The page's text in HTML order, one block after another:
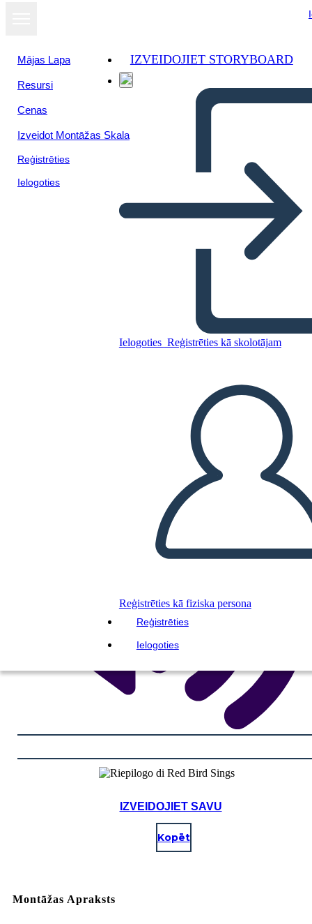
Mājas Lapa
Resursi
Cenas
Izveidot Montāžas Skala
Reģistrēties
Ielogoties
IZVEIDOJIET STORYBOARD
Ielogoties Reģistrēties kā skolotājam
Reģistrēties kā fiziska persona
Reģistrēties
Ielogoties
Riepilogo di Red Bird Sings
IZVEIDOT STĀSTU SHĒMU
ATSKAŅOT SLAIDRĀDI
IZLASI MAN
IZVEIDOJIET SAVU
Kopēt
Montāžas Apraksts